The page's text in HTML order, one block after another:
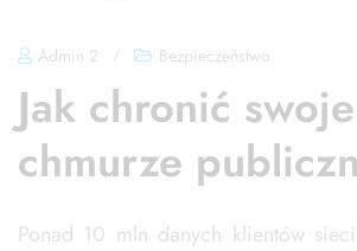
Admin 2 / Bezpieczeństwo
Jak chronić
chmurze
Ponad 10 mln danych klientów